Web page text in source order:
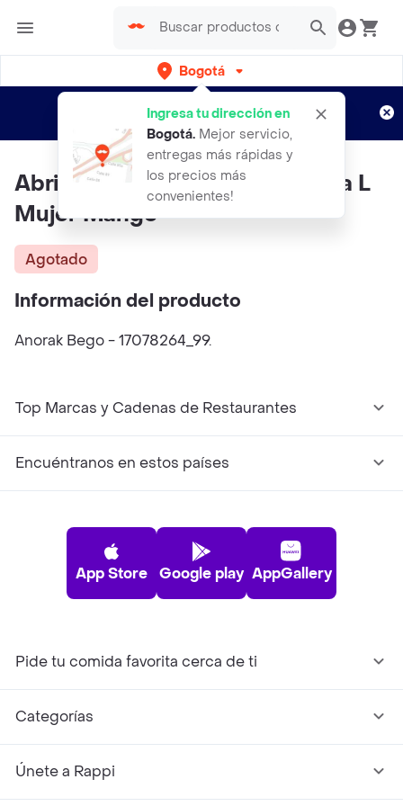
Bogotá
Ingresa tu dirección en
Bogotá. Mejor servicio,
entregas más rápidas y
los precios más
convenientes!
envíos gratis por semanas
Aplican TyC
Abrigo Anorak Bego Negro Talla L
Mujer Mango
Agotado
Información del producto
Anorak Bego - 17078264_99.
Top Marcas y Cadenas de Restaurantes
Encuéntranos en estos países
App Store Google play AppGallery
Pide tu comida favorita cerca de ti
Categorías
Únete a Rappi